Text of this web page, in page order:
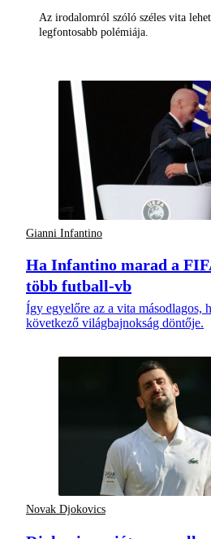
Az irodalomról szóló széles vita
legfontosabb polémiája.
Gianni Infantino
Ha Infantino marad a
több futball-vb
Így egyelőre az a vita másodlagos,
következő világbajnokság döntője.
Novak Djokovics